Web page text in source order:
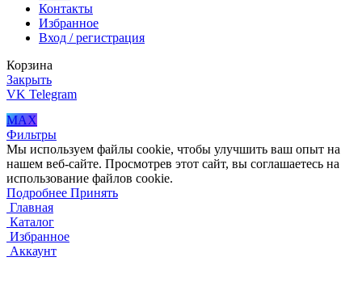
Контакты
Избранное
Вход / регистрация
Корзина
Закрыть
VK Telegram
MAX
Фильтры
Мы используем файлы cookie, чтобы улучшить ваш опыт на
нашем веб-сайте. Просмотрев этот сайт, вы соглашаетесь на
использование файлов cookie.
Подробнее Принять
Главная
Каталог
Избранное
Аккаунт